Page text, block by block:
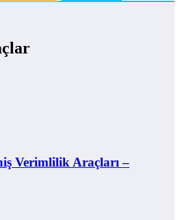
Verimlilik Araçları –